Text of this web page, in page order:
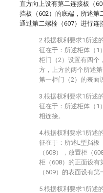
直方向上设有第二连接板（
挡板（602）的底端，所述第
通过第二螺栓（607）进行连
2.根据权利要求1所述
征在于：所述柜体（1
柜门（2）设置有四个
方，上方的两个所述
第一柜门（2）的表面
3.根据权利要求1所述
征在于：所述柜体（1
相连接。
4.根据权利要求1所述
征在于：所述L型挡板
（608），放置柜（
柜（608）的正面设有
（609）的表面设有第
5.根据权利要求1所述